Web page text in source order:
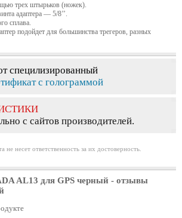
трех штырьков (ножек).
адаптера — 5/8’’.
сплава.
подойдет для большинства трегеров, разных
специлизированный
с голограммой
с сайтов производителей.
не несет ответственность за их достоверность.
AL13 для GPS черный - отзывы